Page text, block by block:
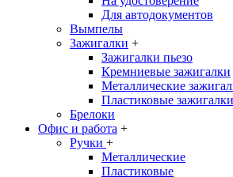
Для автодокументов
Вымпелы
Зажигалки +
Зажигалки пьезо
Кремниевые зажигалки
Металлические
Пластиковые зажигалки
Брелоки
Офис и работа +
Ручки +
Металлические
Пластиковые